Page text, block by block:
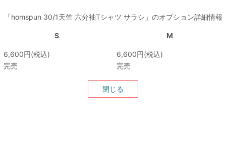
「homspun 30/1天竺 六分袖Tシャツ サラシ」のオプション詳細情報
S M
6,600円(税込)
完売
6,600円(税込)
完売
閉じる